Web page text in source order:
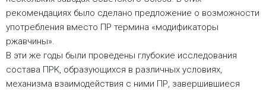
рекомендациях было сделано предложение о возможности
употребления вместо ПР термина «модификаторы
ржавчины».
В эти же годы были проведены глубокие исследования
состава ПРК, образующихся в различных условиях,
механизма взаимодействия с ними ПР, завершившиеся